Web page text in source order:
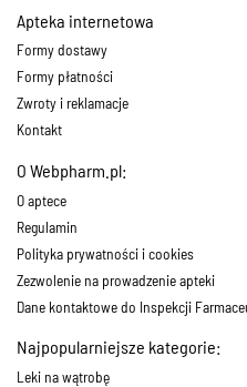
Apteka internetowa
Formy dostawy
Formy płatności
Zwroty i reklamacje
Kontakt
O Webpharm.pl:
O aptece
Regulamin
Polityka prywatności i cookies
Zezwolenie na prowadzenie apteki
Dane kontaktowe do Inspekcji
Najpopularniejsze kategorie:
Leki na wątrobę